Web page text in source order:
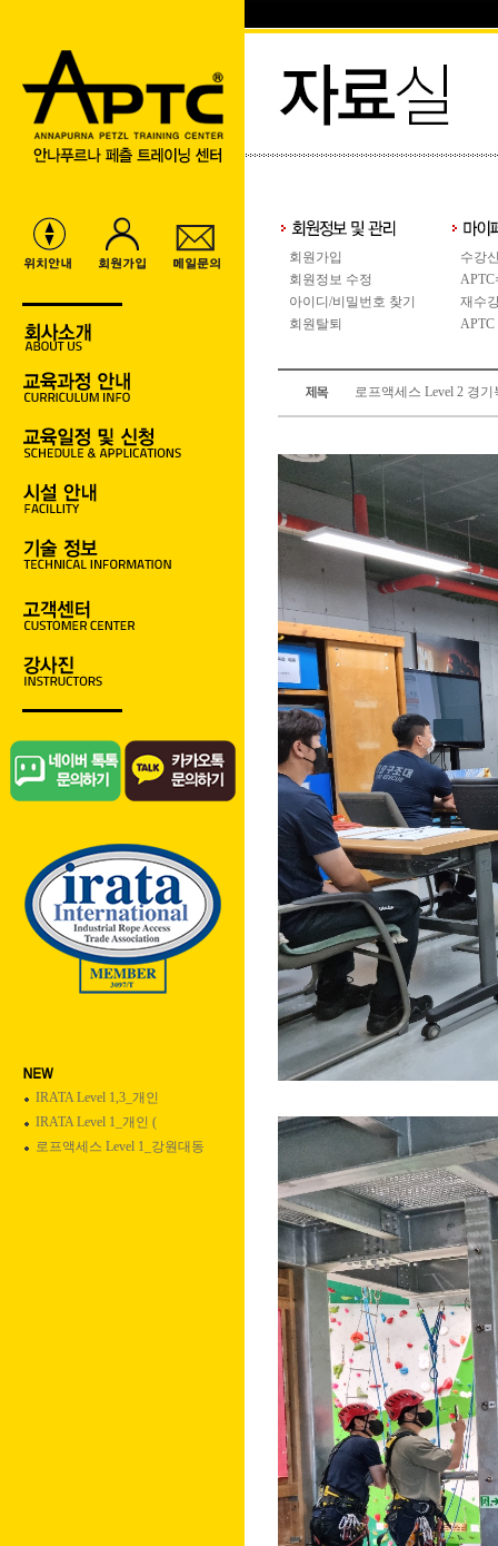
IRATA Level 1,3_개인
IRATA Level 1_개인 (
로프액세스 Level 1_강원대동
회원가입
회원정보 수정
아이디/비밀번호 찾기
회원탈퇴
수강
재수
APTC
로프액세스 Level 2 경